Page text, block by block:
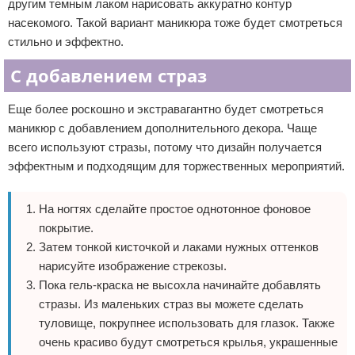
другим темным лаком нарисовать аккуратно контур
насекомого. Такой вариант маникюра тоже будет смотреться
стильно и эффектно.
С добавлением страз
Еще более роскошно и экстравагантно будет смотреться
маникюр с добавлением дополнительного декора. Чаще
всего используют стразы, потому что дизайн получается
эффектным и подходящим для торжественных мероприятий.
На ногтях сделайте простое однотонное фоновое
покрытие.
Затем тонкой кисточкой и лаками нужных оттенков
нарисуйте изображение стрекозы.
Пока гель-краска не высохла начинайте добавлять
стразы. Из маленьких страз вы можете сделать
туловище, покрупнее использовать для глазок. Также
очень красиво будут смотреться крылья, украшенные